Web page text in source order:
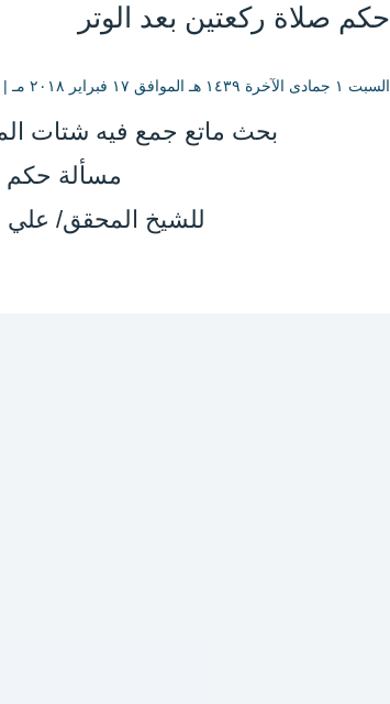
حكم صلاة ركعتين بعد الوتر
السبت ۱ جمادى الآخرة ۱٤۳۹ هـ الموافق ۱۷ فبراير ۲۰۱۸ مـ |
بحث ماتع جمع فيه شتات
مسألة حكم
للشيخ المحقق/ علي